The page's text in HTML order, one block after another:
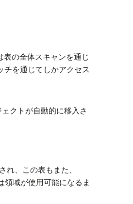
の全体スキャンを通じ
チを通じてしかアクセス
クトが自動的に移入さ
れ、この表もまた、
域が使用可能になるま